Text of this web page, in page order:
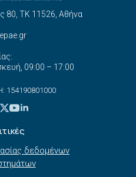
80, ΤΚ 11526, Αθήνα
09:00 – 17:00
154190801000
δεδομένων